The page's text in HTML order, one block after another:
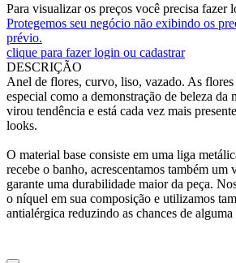
Para visualizar os preços você precisa fazer
Protegemos seu negócio não exibindo os
prévio.
clique para fazer login ou cadastrar
DESCRIÇÃO
Anel de flores, curvo, liso, vazado. As
especial como a demonstração de beleza da
virou tendência e está cada vez mais
looks.
O material base consiste em uma liga
recebe o banho, acrescentamos também um
garante uma durabilidade maior da peça.
o níquel em sua composição e utilizamos
antialérgica reduzindo as chances de alguma